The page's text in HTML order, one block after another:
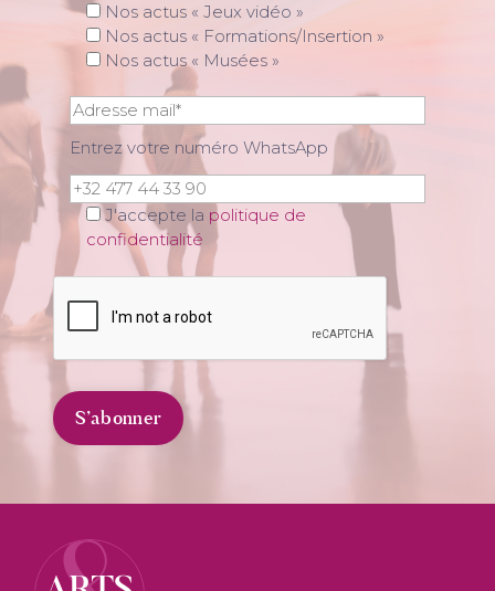
Nos actus « Jeux vidéo »
Nos actus « Formations/Insertion »
Nos actus « Musées »
Entrez votre numéro WhatsApp
J'accepte la politique de
confidentialité